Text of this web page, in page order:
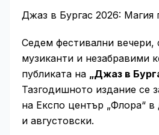
Джаз в Бургас 2026: Магия
Седем фестивални вечери,
музиканти и незабравими
публиката на „Джаз в
Тазгодишното издание се
на Експо център „Флора“
и августовски.